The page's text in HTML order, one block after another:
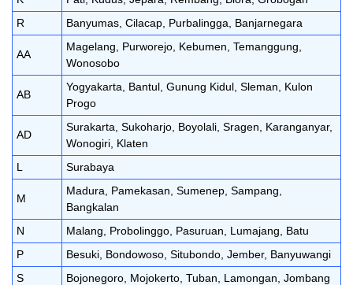
R
Banyumas, Cilacap, Purbalingga, Banjarnegara
AA
Magelang, Purworejo, Kebumen, Temanggung,
Wonosobo
AB
Yogyakarta, Bantul, Gunung Kidul, Sleman, Kulon
Progo
AD
Surakarta, Sukoharjo, Boyolali, Sragen, Karanganyar,
Wonogiri, Klaten
L
Surabaya
M
Madura, Pamekasan, Sumenep, Sampang,
Bangkalan
N
Malang, Probolinggo, Pasuruan, Lumajang, Batu
P
Besuki, Bondowoso, Situbondo, Jember, Banyuwangi
S
Bojonegoro, Mojokerto, Tuban, Lamongan, Jombang